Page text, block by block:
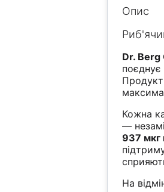
Опис
Dr. Berg
поєднує
Продукт
Кожна
—
937 мкг
На